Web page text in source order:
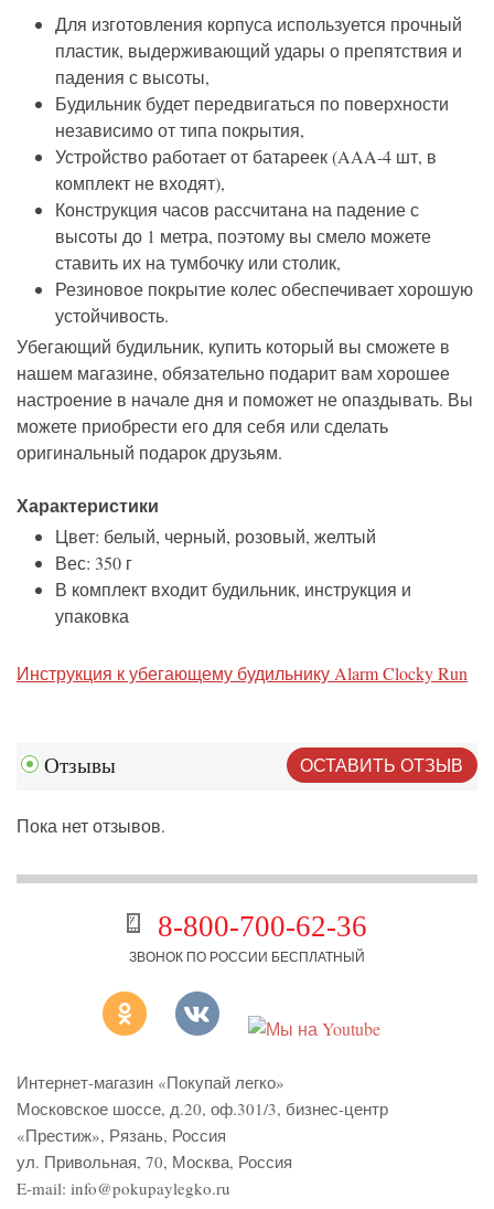
Для изготовления корпуса используется прочный
пластик, выдерживающий удары о препятствия и
падения с высоты,
Будильник будет передвигаться по поверхности
независимо от типа покрытия,
Устройство работает от батареек (AAA-4 шт, в
комплект не входят),
Конструкция часов рассчитана на падение с
высоты до 1 метра, поэтому вы смело можете
ставить их на тумбочку или столик,
Резиновое покрытие колес обеспечивает хорошую
устойчивость.
Убегающий будильник, купить который вы сможете в
нашем магазине, обязательно подарит вам хорошее
настроение в начале дня и поможет не опаздывать. Вы
можете приобрести его для себя или сделать
оригинальный подарок друзьям.
Характеристики
Цвет: белый, черный, розовый, желтый
Вес: 350 г
В комплект входит будильник, инструкция и
упаковка
Инструкция к убегающему будильнику Alarm Clocky Run
Отзывы ОСТАВИТЬ ОТЗЫВ
Пока нет отзывов.
8-800-700-62-36
ЗВОНОК ПО РОССИИ БЕСПЛАТНЫЙ
Интернет-магазин «Покупай легко»
Московское шоссе, д.20, оф.301/3, бизнес-центр
«Престиж», Рязань, Россия
ул. Привольная, 70, Москва, Россия
E-mail: info@pokupaylegko.ru